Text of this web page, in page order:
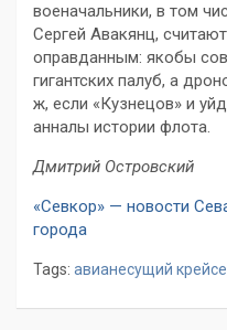
военачальники, в том
Сергей Авакянц,
оправданным: якобы
гигантских палуб, а
ж, если «Кузнецов» и
анналы истории флота.
Дмитрий Островский
«Севкор» — новости
города
Tags: авианесущий